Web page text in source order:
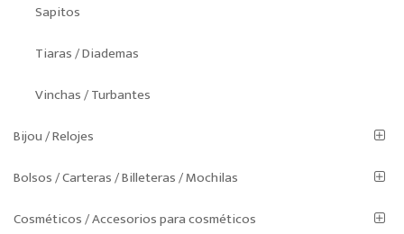
Sapitos
Tiaras / Diademas
Vinchas / Turbantes
Bijou / Relojes
Bolsos / Carteras / Billeteras / Mochilas
Cosméticos / Accesorios para cosméticos